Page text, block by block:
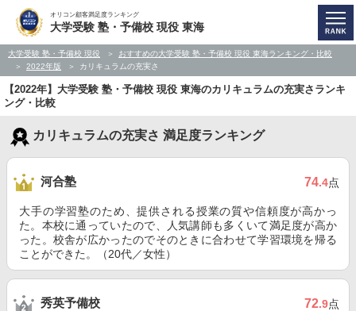
オリコン顧客満足度ランキング
大学受験 塾・予備校 現役 東海
大学受験 塾・予備校 現役
おすすめの大学受験 塾・予備校 現役 東海ランキング・比較
2022年版
カリキュラムの充実さ
【2022年】大学受験 塾・予備校 現役 東海のカリキュラムの充実さランキ
ング・比較
カリキュラムの充実さ 満足度ランキング
河合塾 74.4点
大手の学習塾のため、提供される授業の質や信頼度が高かっ
た。本校に通っていたので、人気講師も多くいて満足度が高か
った。校舎が広かったのでそのときに合わせて学習環境を帰る
ことができた。（20代／女性）
秀英予備校 72.9点